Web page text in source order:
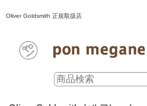
Oliver Goldsmith 正規取扱店